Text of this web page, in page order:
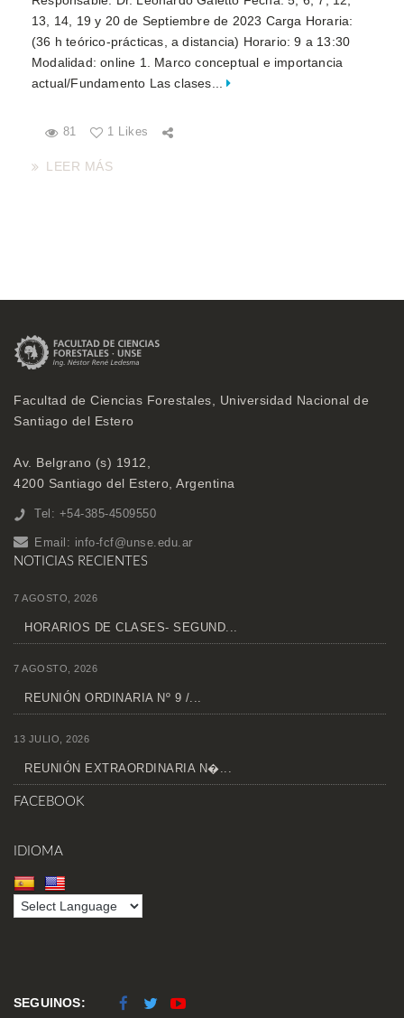
13, 14, 19 y 20 de Septiembre de 2023 Carga Horaria:
(36 h teórico-prácticas, a distancia) Horario: 9 a 13:30
Modalidad: online 1. Marco conceptual e importancia
actual/Fundamento Las clases...
81 1 Likes
LEER MÁS
Facultad de Ciencias Forestales, Universidad Nacional de
Santiago del Estero
Av. Belgrano (s) 1912,
4200 Santiago del Estero, Argentina
Tel: +54-385-4509550
Email: info-fcf@unse.edu.ar
NOTICIAS RECIENTES
7 AGOSTO, 2026
HORARIOS DE CLASES- SEGUND...
7 AGOSTO, 2026
REUNIÓN ORDINARIA Nº 9 /...
13 JULIO, 2026
REUNIÓN EXTRAORDINARIA N�...
FACEBOOK
IDIOMA
SEGUINOS: